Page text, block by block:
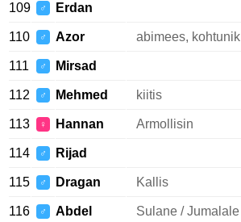
109 ♂ Erdan
110 ♂ Azor abimees, kohtunik
111 ♂ Mirsad
112 ♂ Mehmed kiitis
113 ♀ Hannan Armollisin
114 ♂ Rijad
115 ♂ Dragan Kallis
116 ♂ Abdel Sulane / Jumalale